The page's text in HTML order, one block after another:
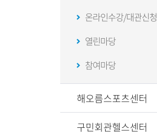
온라인수강/대관신청
열린마당
참여마당
해오름스포츠센터
구민회관헬스센터